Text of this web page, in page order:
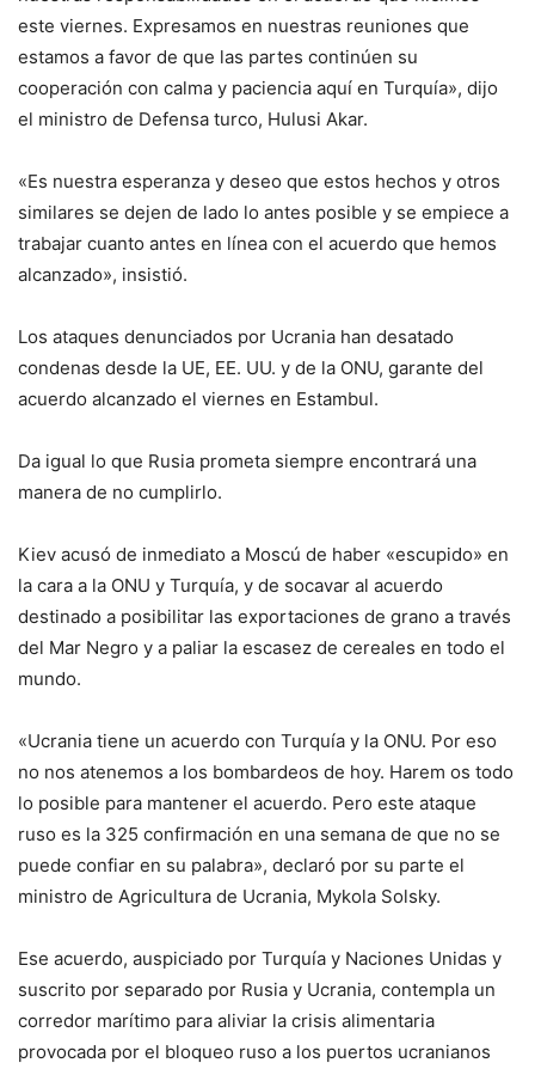
este viernes. Expresamos en nuestras reuniones que
estamos a favor de que las partes continúen su
cooperación con calma y paciencia aquí en Turquía», dijo
el ministro de Defensa turco, Hulusi Akar.
«Es nuestra esperanza y deseo que estos hechos y otros
similares se dejen de lado lo antes posible y se empiece a
trabajar cuanto antes en línea con el acuerdo que hemos
alcanzado», insistió.
Los ataques denunciados por Ucrania han desatado
condenas desde la UE, EE. UU. y de la ONU, garante del
acuerdo alcanzado el viernes en Estambul.
Da igual lo que Rusia prometa siempre encontrará una
manera de no cumplirlo.
Kiev acusó de inmediato a Moscú de haber «escupido» en
la cara a la ONU y Turquía, y de socavar al acuerdo
destinado a posibilitar las exportaciones de grano a través
del Mar Negro y a paliar la escasez de cereales en todo el
mundo.
«Ucrania tiene un acuerdo con Turquía y la ONU. Por eso
no nos atenemos a los bombardeos de hoy. Harem os todo
lo posible para mantener el acuerdo. Pero este ataque
ruso es la 325 confirmación en una semana de que no se
puede confiar en su palabra», declaró por su parte el
ministro de Agricultura de Ucrania, Mykola Solsky.
Ese acuerdo, auspiciado por Turquía y Naciones Unidas y
suscrito por separado por Rusia y Ucrania, contempla un
corredor marítimo para aliviar la crisis alimentaria
provocada por el bloqueo ruso a los puertos ucranianos